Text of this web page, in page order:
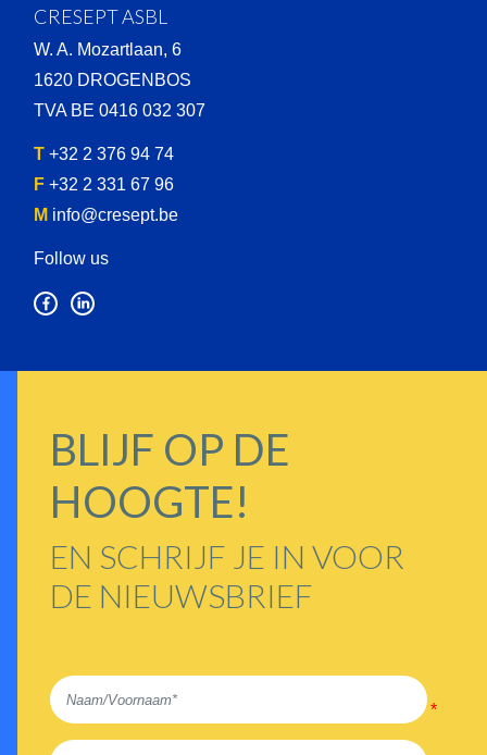
CRESEPT ASBL
W. A. Mozartlaan, 6
1620 DROGENBOS
TVA BE 0416 032 307
T +32 2 376 94 74
F +32 2 331 67 96
M info@cresept.be
Follow us
BLIJF OP DE
HOOGTE!
EN SCHRIJF JE IN VOOR
DE NIEUWSBRIEF